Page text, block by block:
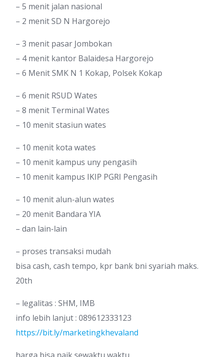
– 5 menit jalan nasional
– 2 menit SD N Hargorejo
– 3 menit pasar Jombokan
– 4 menit kantor Balaidesa Hargorejo
– 6 Menit SMK N 1 Kokap, Polsek Kokap
– 6 menit RSUD Wates
– 8 menit Terminal Wates
– 10 menit stasiun wates
– 10 menit kota wates
– 10 menit kampus uny pengasih
– 10 menit kampus IKIP PGRI Pengasih
– 10 menit alun-alun wates
– 20 menit Bandara YIA
– dan lain-lain
– proses transaksi mudah
bisa cash, cash tempo, kpr bank bni syariah maks.
20th
– legalitas : SHM, IMB
info lebih lanjut : 089612333123
https://bit.ly/marketingkhevaland